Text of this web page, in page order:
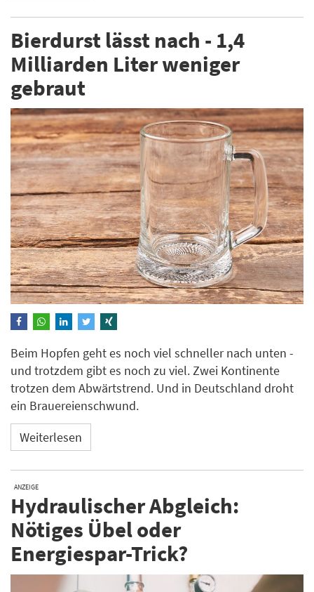
Bierdurst lässt nach - 1,4
Milliarden Liter weniger
gebraut
Beim Hopfen geht es noch viel schneller nach unten -
und trotzdem gibt es noch zu viel. Zwei Kontinente
trotzen dem Abwärtstrend. Und in Deutschland droht
ein Brauereienschwund.
Weiterlesen
ANZEIGE
Hydraulischer Abgleich:
Nötiges Übel oder
Energiespar-Trick?